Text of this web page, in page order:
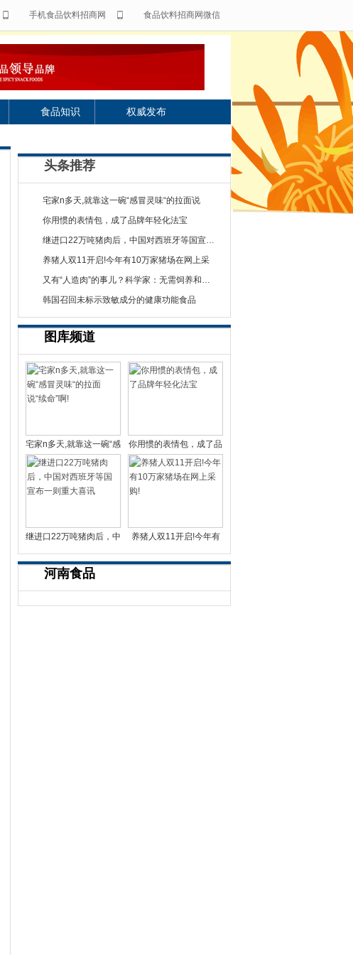
手机食品饮料招商网
食品饮料招商网微信
食品知识 权威发布
头条推荐
宅家n多天,就靠这一碗“感冒灵味“的拉面说
你用惯的表情包，成了品牌年轻化法宝
继进口22万吨猪肉后，中国对西班牙等国宣布一
养猪人双11开启!今年有10万家猪场在网上采
又有“人造肉”的事儿？科学家：无需饲养和屠宰
韩国召回未标示致敏成分的健康功能食品
图库频道
宅家n多天,就靠这一碗“感
冒灵味“的拉面说
你用惯的表情包，成了品
牌年轻化法宝
继进口22万吨猪肉后，中
养猪人双11开启!今年有
河南食品